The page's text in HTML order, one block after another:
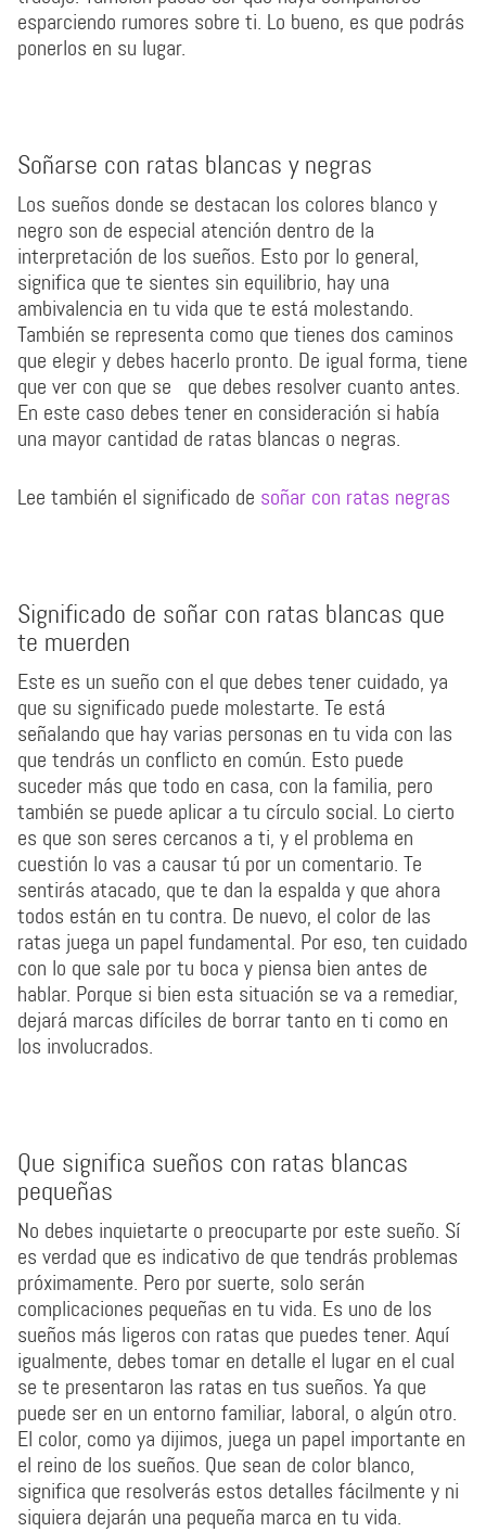
esparciendo rumores sobre ti. Lo bueno, es que podrás
ponerlos en su lugar.
Soñarse con ratas blancas y negras
Los sueños donde se destacan los colores blanco y
negro son de especial atención dentro de la
interpretación de los sueños. Esto por lo general,
significa que te sientes sin equilibrio, hay una
ambivalencia en tu vida que te está molestando.
También se representa como que tienes dos caminos
que elegir y debes hacerlo pronto. De igual forma, tiene
que ver con que se que debes resolver cuanto antes.
En este caso debes tener en consideración si había
una mayor cantidad de ratas blancas o negras.
Lee también el significado de soñar con ratas negras
Significado de soñar con ratas blancas que
te muerden
Este es un sueño con el que debes tener cuidado, ya
que su significado puede molestarte. Te está
señalando que hay varias personas en tu vida con las
que tendrás un conflicto en común. Esto puede
suceder más que todo en casa, con la familia, pero
también se puede aplicar a tu círculo social. Lo cierto
es que son seres cercanos a ti, y el problema en
cuestión lo vas a causar tú por un comentario. Te
sentirás atacado, que te dan la espalda y que ahora
todos están en tu contra. De nuevo, el color de las
ratas juega un papel fundamental. Por eso, ten cuidado
con lo que sale por tu boca y piensa bien antes de
hablar. Porque si bien esta situación se va a remediar,
dejará marcas difíciles de borrar tanto en ti como en
los involucrados.
Que significa sueños con ratas blancas
pequeñas
No debes inquietarte o preocuparte por este sueño. Sí
es verdad que es indicativo de que tendrás problemas
próximamente. Pero por suerte, solo serán
complicaciones pequeñas en tu vida. Es uno de los
sueños más ligeros con ratas que puedes tener. Aquí
igualmente, debes tomar en detalle el lugar en el cual
se te presentaron las ratas en tus sueños. Ya que
puede ser en un entorno familiar, laboral, o algún otro.
El color, como ya dijimos, juega un papel importante en
el reino de los sueños. Que sean de color blanco,
significa que resolverás estos detalles fácilmente y ni
siquiera dejarán una pequeña marca en tu vida.